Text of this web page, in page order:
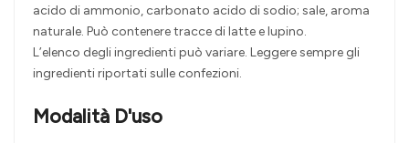
acido di ammonio, carbonato acido di sodio; sale, aroma
naturale. Può contenere tracce di latte e lupino.
L’elenco degli ingredienti può variare. Leggere sempre gli
ingredienti riportati sulle confezioni.
Modalità D'uso